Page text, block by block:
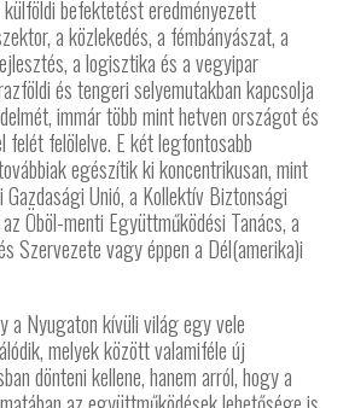
befektetést eredményezett
a közlekedés, a fémbányászat, a
a logisztika és a vegyipar
és tengeri selyemutakban kapcsolja
immár több mint hetven országot és
felét felölelve. E két legfontosabb
egészítik ki koncentrikusan, mint
Gazdasági Unió, a Kollektív Biztonsági
Öböl-menti Együttműködési Tanács, a
Szervezete vagy éppen a Dél(amerika)i
a Nyugaton kívüli világ egy vele
melyek között valamiféle új
dönteni kellene, hanem arról, hogy a